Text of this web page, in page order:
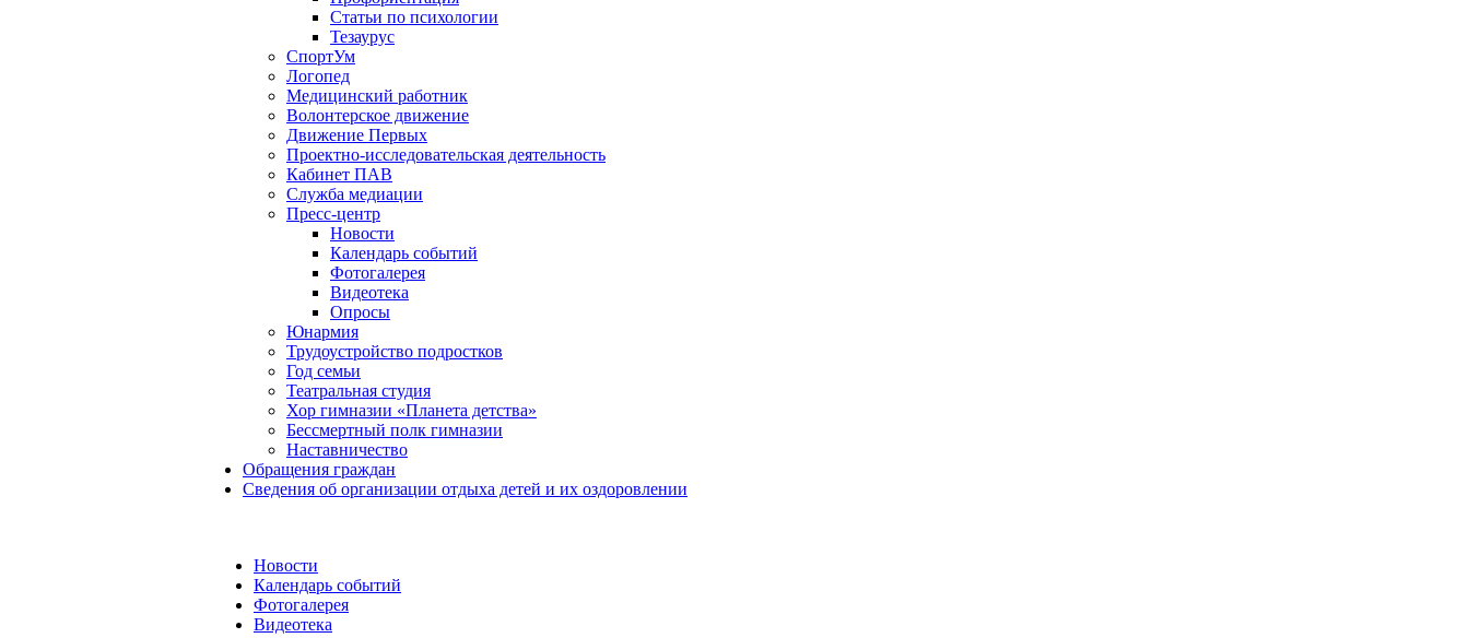
Статьи по психологии
Тезаурус
СпортУм
Логопед
Медицинский работник
Волонтерское движение
Движение Первых
Проектно-исследовательская деятельность
Кабинет ПАВ
Служба медиации
Пресс-центр
Новости
Календарь событий
Фотогалерея
Видеотека
Опросы
Юнармия
Трудоустройство подростков
Год семьи
Театральная студия
Хор гимназии «Планета детства»
Бессмертный полк гимназии
Наставничество
Обращения граждан
Сведения об организации отдыха детей и их оздоровлении
Новости
Календарь событий
Фотогалерея
Видеотека